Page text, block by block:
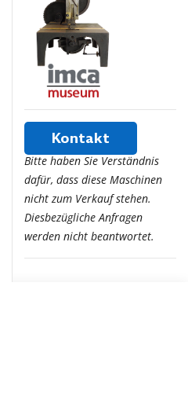
Bitte haben Sie Verständnis
dafür, dass diese Maschinen
nicht zum Verkauf stehen.
Diesbezügliche Anfragen
werden nicht beantwortet.
Kontakt